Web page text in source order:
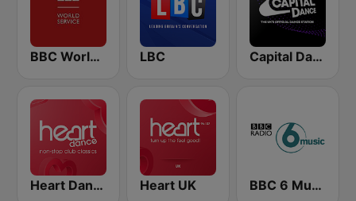
BBC World Service for Africa LBC Capital Dance
Heart Dance Heart UK BBC 6 Music